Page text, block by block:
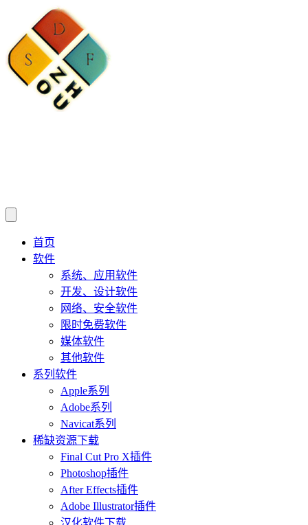
首页
软件
系统、应用软件
开发、设计软件
网络、安全软件
限时免费软件
媒体软件
其他软件
系列软件
Apple系列
Adobe系列
Navicat系列
稀缺资源下载
Final Cut Pro X插件
Photoshop插件
After Effects插件
Adobe Illustrator插件
汉化软件下载